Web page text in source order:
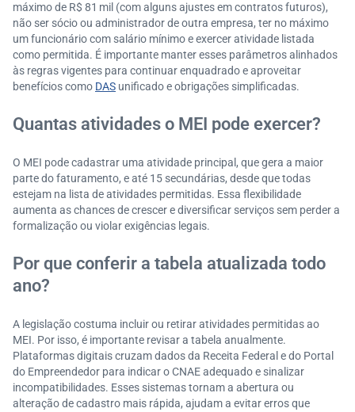
máximo de R$ 81 mil (com alguns ajustes em contratos futuros),
não ser sócio ou administrador de outra empresa, ter no máximo
um funcionário com salário mínimo e exercer atividade listada
como permitida. É importante manter esses parâmetros alinhados
às regras vigentes para continuar enquadrado e aproveitar
benefícios como DAS unificado e obrigações simplificadas.
Quantas atividades o MEI pode exercer?
O MEI pode cadastrar uma atividade principal, que gera a maior
parte do faturamento, e até 15 secundárias, desde que todas
estejam na lista de atividades permitidas. Essa flexibilidade
aumenta as chances de crescer e diversificar serviços sem perder a
formalização ou violar exigências legais.
Por que conferir a tabela atualizada todo
ano?
A legislação costuma incluir ou retirar atividades permitidas ao
MEI. Por isso, é importante revisar a tabela anualmente.
Plataformas digitais cruzam dados da Receita Federal e do Portal
do Empreendedor para indicar o CNAE adequado e sinalizar
incompatibilidades. Esses sistemas tornam a abertura ou
alteração de cadastro mais rápida, ajudam a evitar erros que